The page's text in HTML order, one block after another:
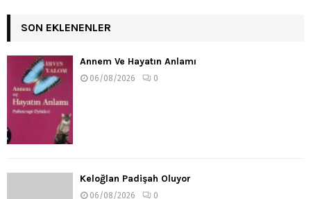
SON EKLENENLER
Annem Ve Hayatın Anlamı
06/08/2026 0
Keloğlan Padişah Oluyor
06/08/2026 0